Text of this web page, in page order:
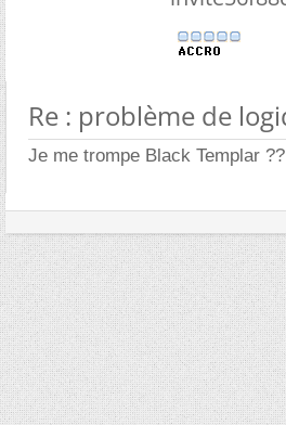
Re : problème de
Je me trompe Black Templar ??